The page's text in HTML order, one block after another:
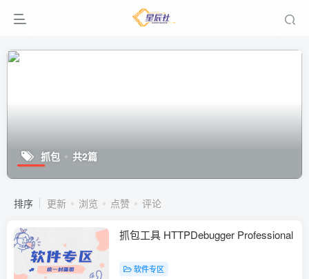
抓包 共2篇
排序 更新 浏览 点赞 评论
抓包工具 HTTPDebugger Professional
软件专区